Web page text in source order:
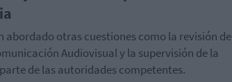
abordado otras cuestiones como la revisión de
Audiovisual y la supervisión de la
de las autoridades competentes.